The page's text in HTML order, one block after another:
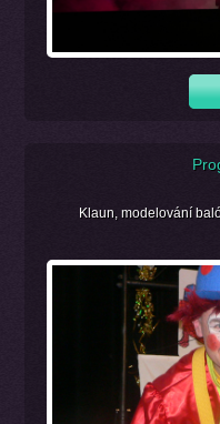
Klaun, modelování